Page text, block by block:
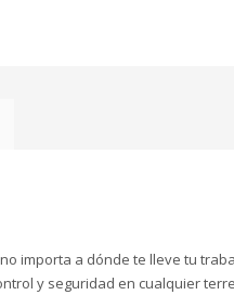
importa a dónde te lleve tu
y seguridad en cualquier